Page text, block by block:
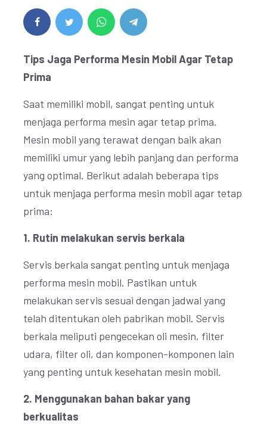
Tips Jaga Performa Mesin Mobil Agar Tetap
Prima
Saat memiliki mobil, sangat penting untuk
menjaga performa mesin agar tetap prima.
Mesin mobil yang terawat dengan baik akan
memiliki umur yang lebih panjang dan performa
yang optimal. Berikut adalah beberapa tips
untuk menjaga performa mesin mobil agar tetap
prima:
1. Rutin melakukan servis berkala
Servis berkala sangat penting untuk menjaga
performa mesin mobil. Pastikan untuk
melakukan servis sesuai dengan jadwal yang
telah ditentukan oleh pabrikan mobil. Servis
berkala meliputi pengecekan oli mesin, filter
udara, filter oli, dan komponen-komponen lain
yang penting untuk kesehatan mesin mobil.
2. Menggunakan bahan bakar yang
berkualitas